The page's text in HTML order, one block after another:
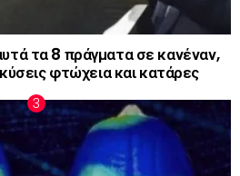
τα 8 πράγματα σε κανέναν,
φτώχεια και κατάρες